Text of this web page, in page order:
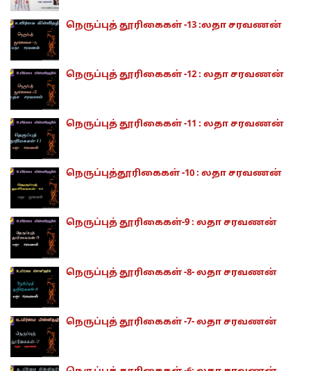
நெருப்புத் தூரிகைகள் -13 :லதா சரவணன்
நெருப்புத் தூரிகைகள் -12 : லதா சரவணன்
நெருப்புத் தூரிகைகள் -11 : லதா சரவணன்
நெருப்புத்தூரிகைகள் -10 : லதா சரவணன்
நெருப்புத் தூரிகைகள்-9 : லதா சரவணன்
நெருப்புத் தூரிகைகள் -8- லதா சரவணன்
நெருப்புத் தூரிகைகள் -7- லதா சரவணன்